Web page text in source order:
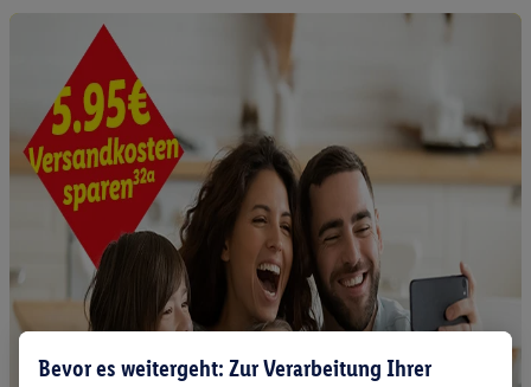
Bevor es weitergeht: Zur Verarbeitung Ihrer